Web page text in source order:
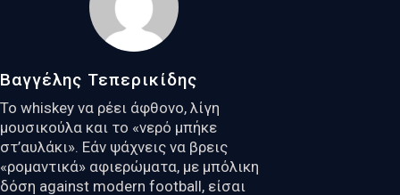
Βαγγέλης Τεπερικίδης
Το whiskey να ρέει άφθονο, λίγη
μουσικούλα και το «νερό μπήκε
στ’αυλάκι». Εάν ψάχνεις να βρεις
«ρομαντικά» αφιερώματα, με μπόλικη
δόση against modern football, είσαι